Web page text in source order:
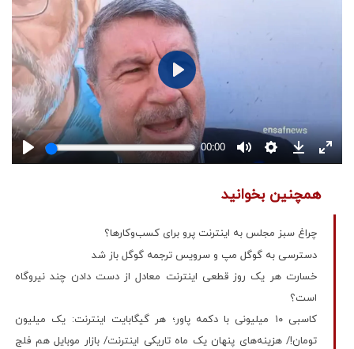
همچنین بخوانید
چراغ سبز مجلس به اینترنت پرو برای کسب‌وکارها؟
دسترسی به گوگل مپ و سرویس ترجمه گوگل باز شد
خسارت هر یک روز قطعی اینترنت معادل از دست دادن چند نیروگاه
است؟
کاسبی ۱۰ میلیونی با دکمه پاور؛ هر گیگابایت اینترنت: یک میلیون
تومان!/ هزینه‌های پنهان یک ماه تاریکی اینترنت/ بازار موبایل هم فلج